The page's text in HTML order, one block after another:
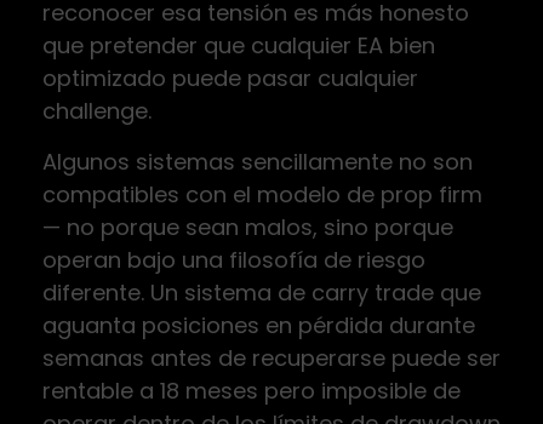
reconocer esa tensión es más honesto
que pretender que cualquier EA bien
optimizado puede pasar cualquier
challenge.
Algunos sistemas sencillamente no son
compatibles con el modelo de prop firm
— no porque sean malos, sino porque
operan bajo una filosofía de riesgo
diferente. Un sistema de carry trade que
aguanta posiciones en pérdida durante
semanas antes de recuperarse puede ser
rentable a 18 meses pero imposible de